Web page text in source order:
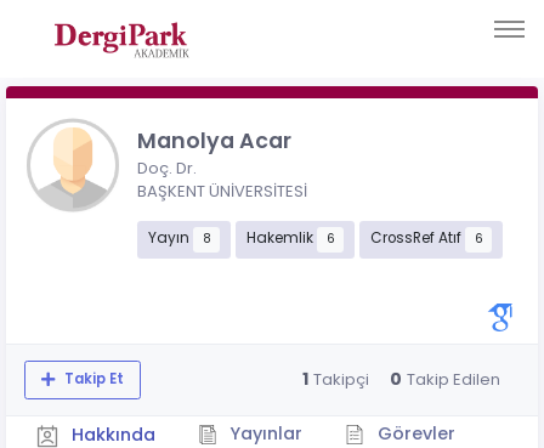
Manolya Acar
Doç. Dr.
BAŞKENT ÜNİVERSİTESİ
Yayın 8 Hakemlik 6 CrossRef Atıf 6
Takip Et 1 Takipçi 0 Takip Edilen
Hakkında Yayınlar
Görevler